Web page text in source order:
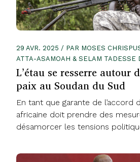
29 AVR. 2025 / PAR MOSES
ATTA-ASAMOAH & SELAM TADESSE
L’étau se resserre autour
paix au Soudan du Sud
En tant que garante de l’accord
africaine doit prendre des
désamorcer les tensions